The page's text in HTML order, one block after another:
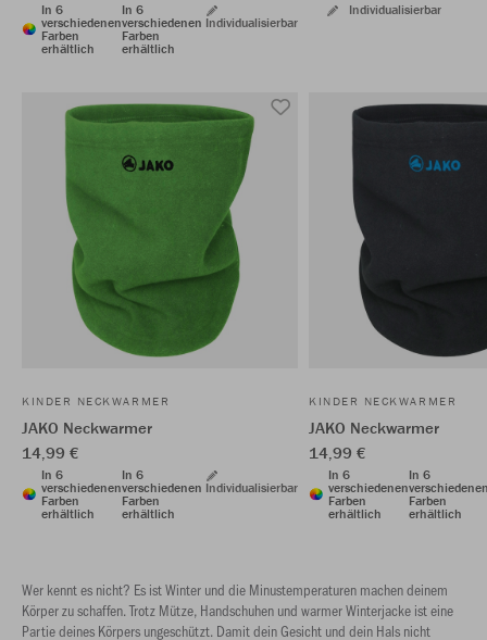
In 6
verschiedenen
Farben
erhältlich
In 6
verschiedenen
Farben
erhältlich
Individualisierbar
Individualisierbar
KINDER NECKWARMER
JAKO Neckwarmer
14,99 €
In 6
verschiedenen
Farben
erhältlich
In 6
verschiedenen
Farben
erhältlich
Individualisierbar
KINDER NECKWARMER
JAKO Neckwarmer
14,99 €
In 6
verschiedenen
Farben
erhältlich
In 6
Farben
erhältlich
Wer kennt es nicht? Es ist Winter und die Minustemperaturen machen deinem
Körper zu schaffen. Trotz Mütze, Handschuhen und warmer Winterjacke ist eine
Partie deines Körpers ungeschützt. Damit dein Gesicht und dein Hals nicht